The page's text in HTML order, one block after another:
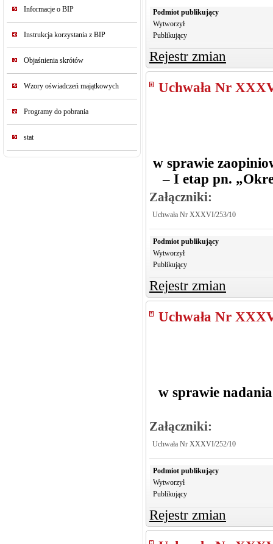
Informacje o BIP
Instrukcja korzystania z BIP
Objaśnienia skrótów
Wzory oświadczeń majątkowych
Programy do pobrania
stat
Podmiot publikujący
Wytworzył
Publikujący
Rejestr zmian
Uchwała Nr
w sprawie
– I etap pn.
Załączniki:
Uchwała Nr XXXVI/253/10
Podmiot publikujący
Wytworzył
Publikujący
Rejestr zmian
Uchwała Nr
w sprawie
Załączniki:
Uchwała Nr XXXVI/252/10
Podmiot publikujący
Wytworzył
Publikujący
Rejestr zmian